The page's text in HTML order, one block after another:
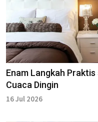
Enam Langkah
Cuaca Dingin
16 Jul 2026